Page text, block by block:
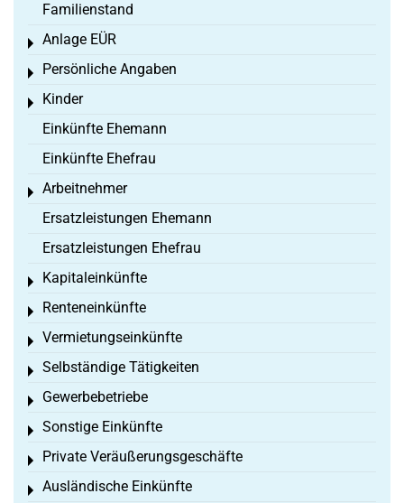
Familienstand
Anlage EÜR
Toggle menu
Persönliche Angaben
Toggle menu
Kinder
Toggle menu
Einkünfte Ehemann
Einkünfte Ehefrau
Arbeitnehmer
Toggle menu
Ersatzleistungen Ehemann
Ersatzleistungen Ehefrau
Kapitaleinkünfte
Toggle menu
Renteneinkünfte
Toggle menu
Vermietungseinkünfte
Toggle menu
Selbständige Tätigkeiten
Toggle menu
Gewerbebetriebe
Toggle menu
Sonstige Einkünfte
Toggle menu
Private Veräußerungsgeschäfte
Toggle menu
Ausländische Einkünfte
Toggle menu